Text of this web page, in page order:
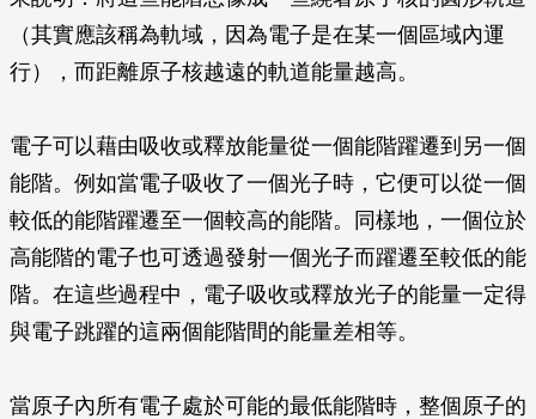
（其實應該稱為軌域，因為電子是在某一個區域內運
行），而距離原子核越遠的軌道能量越高。
電子可以藉由吸收或釋放能量從一個能階躍遷到另一個
能階。例如當電子吸收了一個光子時，它便可以從一個
較低的能階躍遷至一個較高的能階。同樣地，一個位於
高能階的電子也可透過發射一個光子而躍遷至較低的能
階。在這些過程中，電子吸收或釋放光子的能量一定得
與電子跳躍的這兩個能階間的能量差相等。
當原子內所有電子處於可能的最低能階時，整個原子的